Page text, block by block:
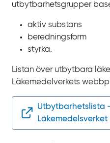
utbytbarhetsgrupper
aktiv substans
beredningsform
styrka.
Listan över utbytbara
Läkemedelverkets
Utbytbarhetslista
Läkemedelsverket